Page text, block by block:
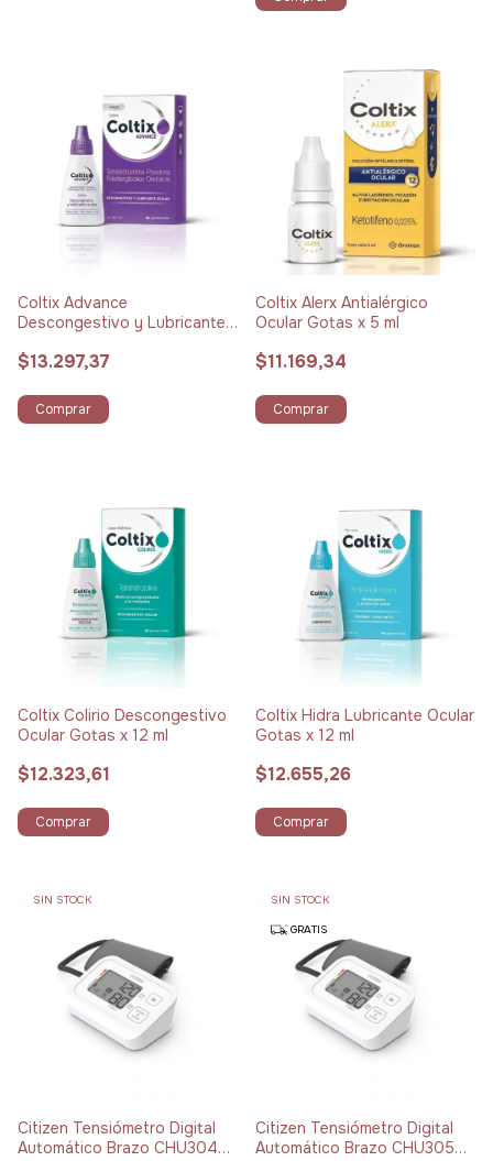
Coltix Advance
Descongestivo y Lubricante
$13.297,37
Comprar
Coltix Alerx Antialérgico
Ocular Gotas x 5 ml
$11.169,34
Comprar
Coltix Colirio Descongestivo
Ocular Gotas x 12 ml
$12.323,61
Comprar
Coltix Hidra Lubricante Ocular
Gotas x 12 ml
$12.655,26
Comprar
SIN STOCK
Citizen Tensiómetro Digital
Automático Brazo CHU304
SIN STOCK
GRATIS
Citizen Tensiómetro Digital
Automático Brazo CHU305